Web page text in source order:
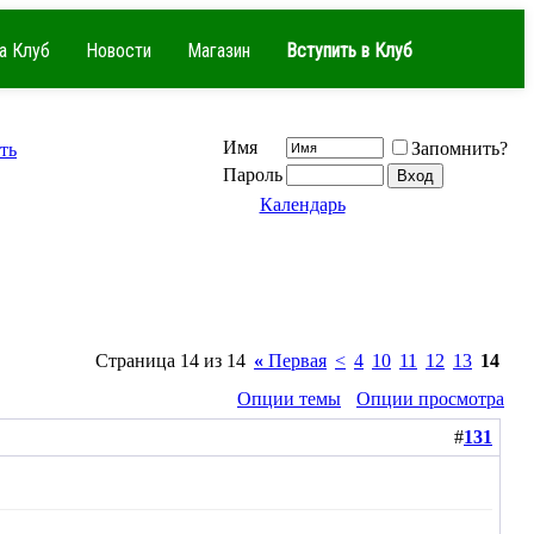
Клуб Новости Магазин Вступить в Клуб
Имя
Запомнить?
Пароль
Календарь
Страница 14 из 14 « Первая < 4 10 11 12 13 14
Опции темы
Опции просмотра
#131